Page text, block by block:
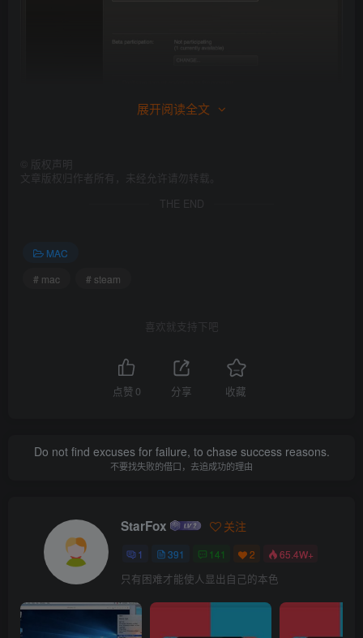
随后请点击 Language 下面语言选择菜单，如图所示
展开阅读全文
版权声明
文章版权归作者所有，未经允许请勿转载。
THE END
MAC
# mac
# steam
喜欢就支持下吧
点赞 0 分享 收藏
Do not find excuses for failure, to chase success reasons.
不要找失败的借口，去追成功的理由
StarFox 关注
1 391 141 2 65.4W+
只有困难才能使人显出自己的本色